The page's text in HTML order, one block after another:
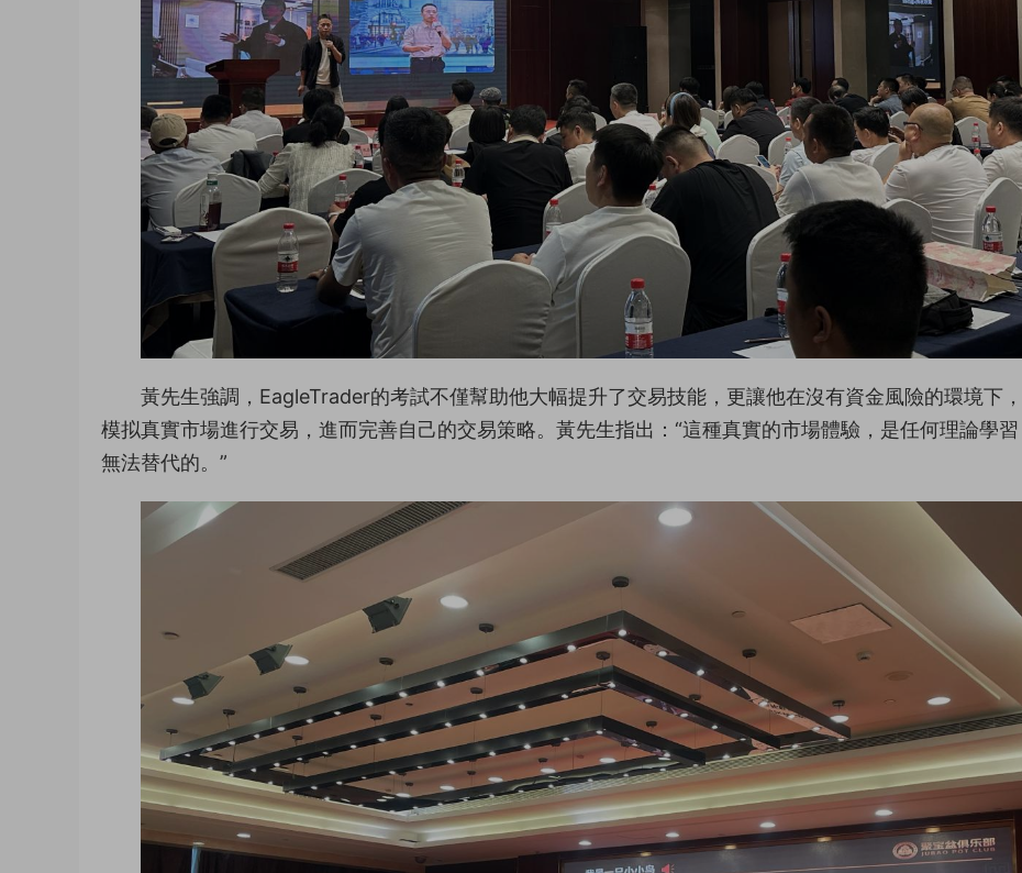
黃先生強調，EagleTrader的考試不僅幫助他大幅提升了交易技能，更讓他在沒有資金風險的環境下，
模拟真實市場進行交易，進而完善自己的交易策略。黃先生指出：“這種真實的市場體驗，是任何理論學習
無法替代的。”